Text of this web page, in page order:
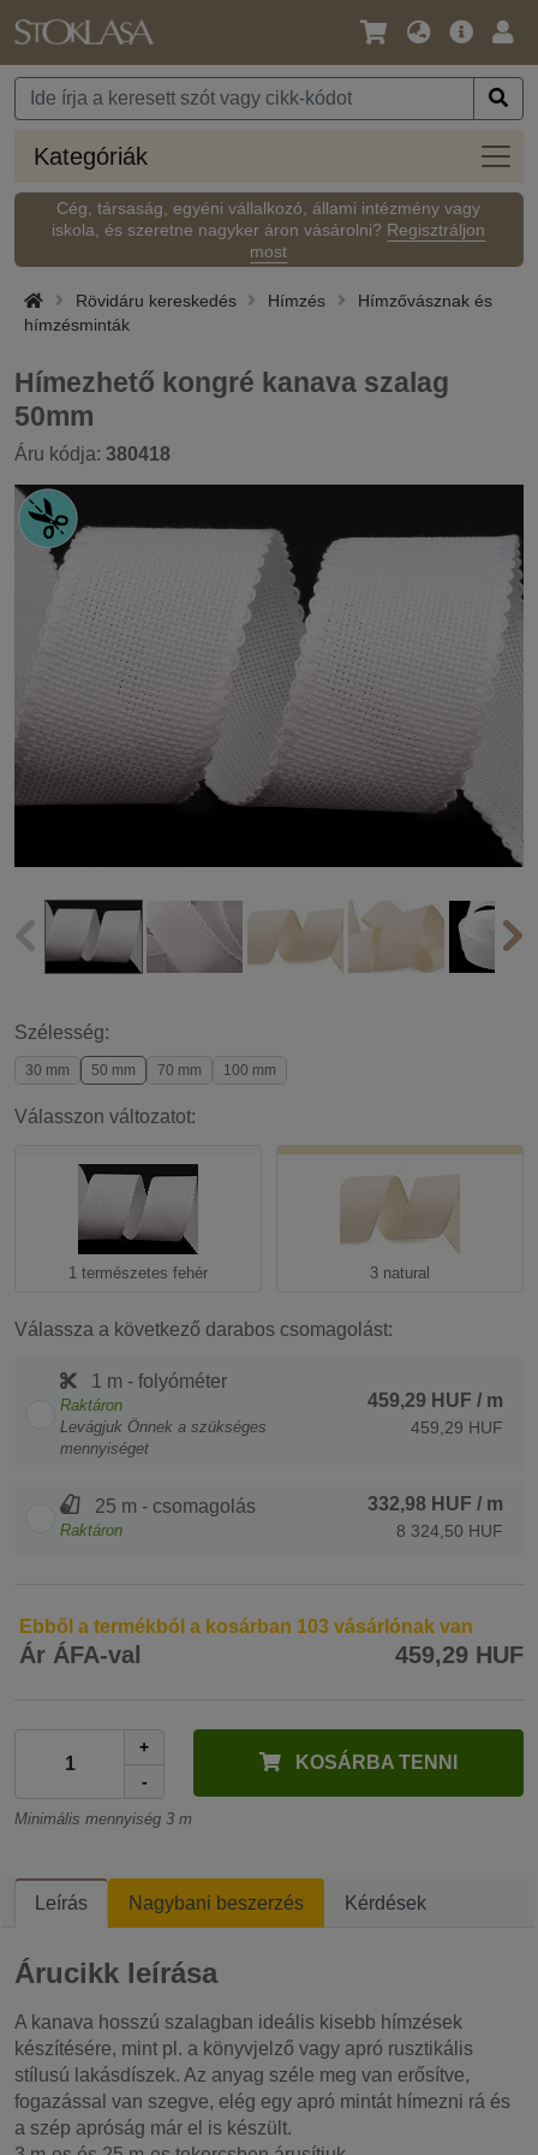
Nyelv
Pénznem
Fő
Kategóriák
Cég, társaság, egyéni vállalkozó, állami intézmény vagy
iskola, és szeretne nagyker áron vásárolni? Regisztráljon
most
Rövidáru kereskedés Hímzés
Hímzővásznak és
hímzésminták
Hímezhető kongré kanava szalag
50mm
Áru kódja: 380418
Szélesség:
30 mm 50 mm 70 mm 100 mm
Válasszon változatot:
1 természetes fehér 3 natural
Válassza a következő darabos csomagolást:
1 m - folyóméter
Raktáron
Levágjuk Önnek a szükséges
mennyiséget
459,29 HUF / m
459,29 HUF
25 m - csomagolás
Raktáron
332,98 HUF / m
8 324,50 HUF
Ebből a termékból a kosárban 103 vásárlónak van
Ár ÁFA-val 459,29 HUF
+
-
KOSÁRBA TENNI
Minimális mennyiség 3 m
Leírás Nagybani beszerzés Kérdések
Árucikk leírása
A kanava hosszú szalagban ideális kisebb hímzések
készítésére, mint pl. a könyvjelző vagy apró rusztikális
stílusú lakásdíszek. Az anyag széle meg van erősítve,
fogazással van szegve, elég egy apró mintát hímezni rá és
a szép apróság már el is készült.